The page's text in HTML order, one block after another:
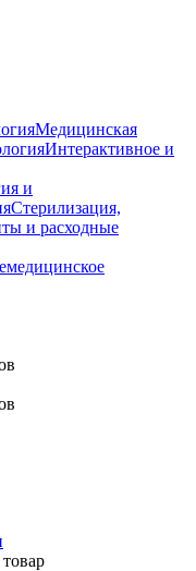
Медицинская
Интерактивное и
и
Стерилизация,
и расходные
товар